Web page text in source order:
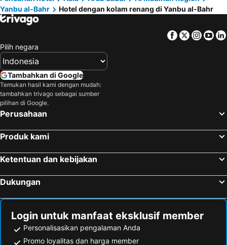
Yanbu al-Bahr
Hotel dengan kolam renang di Yanbu al-Bahr
Facebook
Twitter
Pilih negara
Tambahkan di Google
Temukan hasil kami dengan mudah:
tambahkan trivago sebagai sumber
pilihan di Google.
Perusahaan
Produk kami
Ketentuan dan kebijakan
Dukungan
Login untuk manfaat eksklusif member
Personalisasikan pengalaman Anda
Promo loyalitas dan harga member